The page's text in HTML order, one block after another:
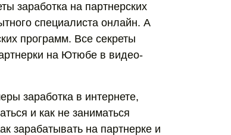
заработка на партнерских
специалиста онлайн. А
программ. Все секреты
на Ютюбе в видео-
заработка в интернете,
и как не заниматься
зарабатывать на партнерке и